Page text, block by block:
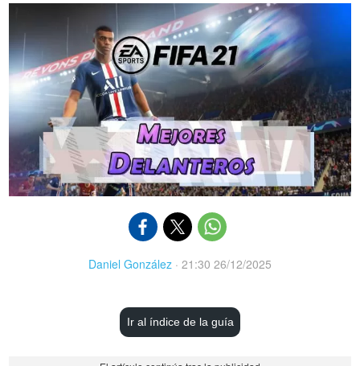
Daniel González · 21:30 26/12/2025
Ir al índice de la guía